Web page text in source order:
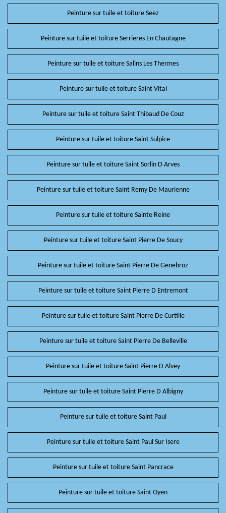
Peinture sur tuile et toiture Seez
Peinture sur tuile et toiture Serrieres En Chautagne
Peinture sur tuile et toiture Salins Les Thermes
Peinture sur tuile et toiture Saint Vital
Peinture sur tuile et toiture Saint Thibaud De Couz
Peinture sur tuile et toiture Saint Sulpice
Peinture sur tuile et toiture Saint Sorlin D Arves
Peinture sur tuile et toiture Saint Remy De Maurienne
Peinture sur tuile et toiture Sainte Reine
Peinture sur tuile et toiture Saint Pierre De Soucy
Peinture sur tuile et toiture Saint Pierre De Genebroz
Peinture sur tuile et toiture Saint Pierre D Entremont
Peinture sur tuile et toiture Saint Pierre De Curtille
Peinture sur tuile et toiture Saint Pierre De Belleville
Peinture sur tuile et toiture Saint Pierre D Alvey
Peinture sur tuile et toiture Saint Pierre D Albigny
Peinture sur tuile et toiture Saint Paul
Peinture sur tuile et toiture Saint Paul Sur Isere
Peinture sur tuile et toiture Saint Pancrace
Peinture sur tuile et toiture Saint Oyen